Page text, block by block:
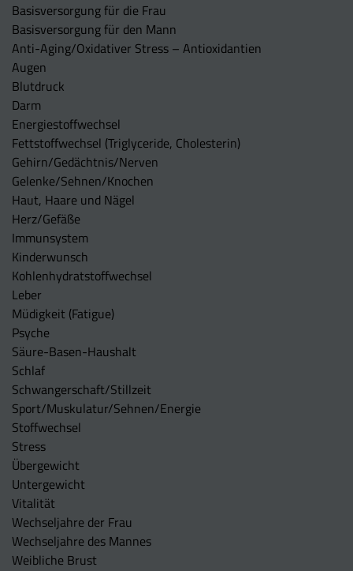
Basisversorgung für die Frau
Basisversorgung für den Mann
Anti-Aging/Oxidativer Stress – Antioxidantien
Augen
Blutdruck
Darm
Energiestoffwechsel
Fettstoffwechsel (Triglyceride, Cholesterin)
Gehirn/Gedächtnis/Nerven
Gelenke/Sehnen/Knochen
Haut, Haare und Nägel
Herz/Gefäße
Immunsystem
Kinderwunsch
Kohlenhydratstoffwechsel
Leber
Müdigkeit (Fatigue)
Psyche
Säure-Basen-Haushalt
Schlaf
Schwangerschaft/Stillzeit
Sport/Muskulatur/Sehnen/Energie
Stoffwechsel
Stress
Übergewicht
Untergewicht
Vitalität
Wechseljahre der Frau
Wechseljahre des Mannes
Weibliche Brust